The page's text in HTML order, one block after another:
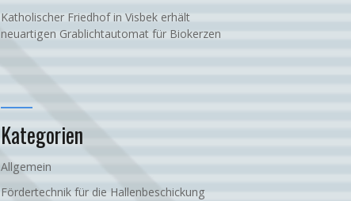
Katholischer Friedhof in Visbek erhält
neuartigen Grablichtautomat für Biokerzen
Kategorien
Allgemein
Fördertechnik für die Hallenbeschickung